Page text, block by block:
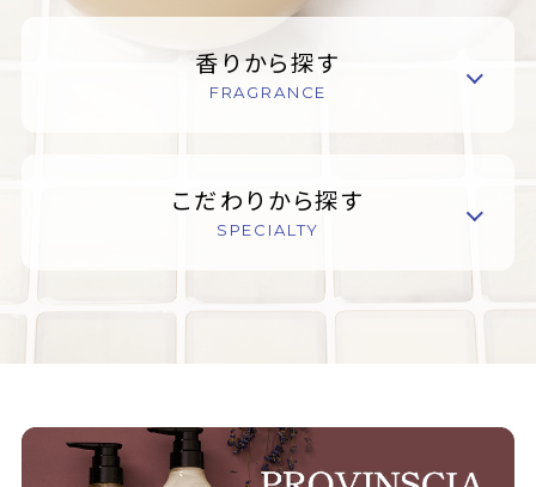
香りから探す
FRAGRANCE
こだわりから探す
SPECIALTY